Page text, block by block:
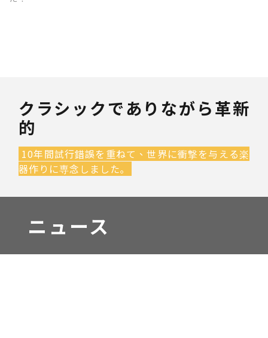
クラシックでありながら革新
的
10年間試行錯誤を重ねて、世界に衝撃を与える楽
器作りに専念しました｡
ニュース